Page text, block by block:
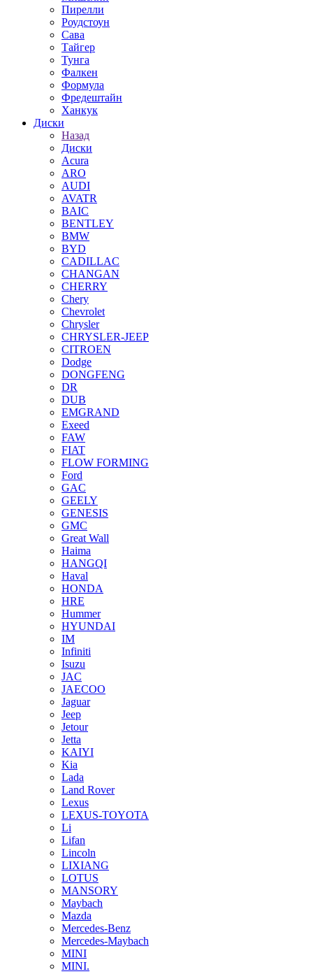
Пирелли
Роудстоун
Сава
Тайгер
Тунга
Фалкен
Формула
Фредештайн
Ханкук
Диски
Назад
Диски
Acura
ARO
AUDI
AVATR
BAIC
BENTLEY
BMW
BYD
CADILLAC
CHANGAN
CHERRY
Chery
Chevrolet
Chrysler
CHRYSLER-JEEP
CITROEN
Dodge
DONGFENG
DR
DUB
EMGRAND
Exeed
FAW
FIAT
FLOW FORMING
Ford
GAC
GEELY
GENESIS
GMC
Great Wall
Haima
HANGQI
Haval
HONDA
HRE
Hummer
HYUNDAI
IM
Infiniti
Isuzu
JAC
JAECOO
Jaguar
Jeep
Jetour
Jetta
KAIYI
Kia
Lada
Land Rover
Lexus
LEXUS-TOYOTA
Li
Lifan
Lincoln
LIXIANG
LOTUS
MANSORY
Maybach
Mazda
Mercedes-Benz
Mercedes-Maybach
MINI
MINI.